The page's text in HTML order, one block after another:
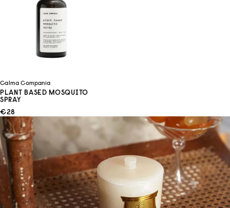
Calma Compania
PLANT BASED MOSQUITO
SPRAY
ANGEBOT
€28